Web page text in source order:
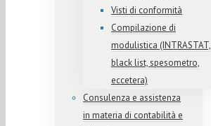
Visti di conformità
Compilazione di
modulistica (INTRASTAT,
black list, spesometro,
eccetera)
Consulenza e assistenza
in materia di contabilità e